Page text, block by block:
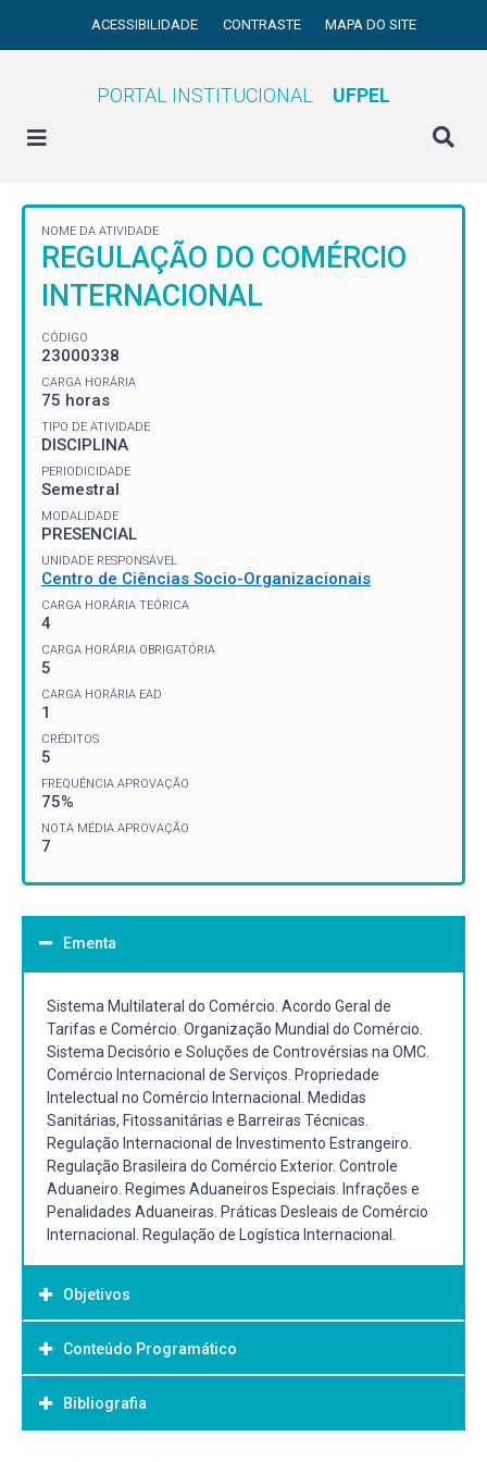
ACESSIBILIDADE CONTRASTE MAPA DO SITE
PORTAL INSTITUCIONAL UFPEL
NOME DA ATIVIDADE
REGULAÇÃO DO COMÉRCIO
INTERNACIONAL
CÓDIGO
23000338
CARGA HORÁRIA
75 horas
TIPO DE ATIVIDADE
DISCIPLINA
PERIODICIDADE
Semestral
MODALIDADE
PRESENCIAL
UNIDADE RESPONSÁVEL
Centro de Ciências Socio-Organizacionais
CARGA HORÁRIA TEÓRICA
4
CARGA HORÁRIA OBRIGATÓRIA
5
CARGA HORÁRIA EAD
1
CRÉDITOS
5
FREQUÊNCIA APROVAÇÃO
75%
NOTA MÉDIA APROVAÇÃO
7
Ementa
Sistema Multilateral do Comércio. Acordo Geral de
Tarifas e Comércio. Organização Mundial do Comércio.
Sistema Decisório e Soluções de Controvérsias na OMC.
Comércio Internacional de Serviços. Propriedade
Intelectual no Comércio Internacional. Medidas
Sanitárias, Fitossanitárias e Barreiras Técnicas.
Regulação Internacional de Investimento Estrangeiro.
Regulação Brasileira do Comércio Exterior. Controle
Aduaneiro. Regimes Aduaneiros Especiais. Infrações e
Penalidades Aduaneiras. Práticas Desleais de Comércio
Internacional. Regulação de Logística Internacional.
Objetivos
Objetivo Geral:
Desenvolver a compreensão sobre o sistema multilateral
do comércio e a regulação brasileira do comércio exterior,
Conteúdo Programático
Bibliografia